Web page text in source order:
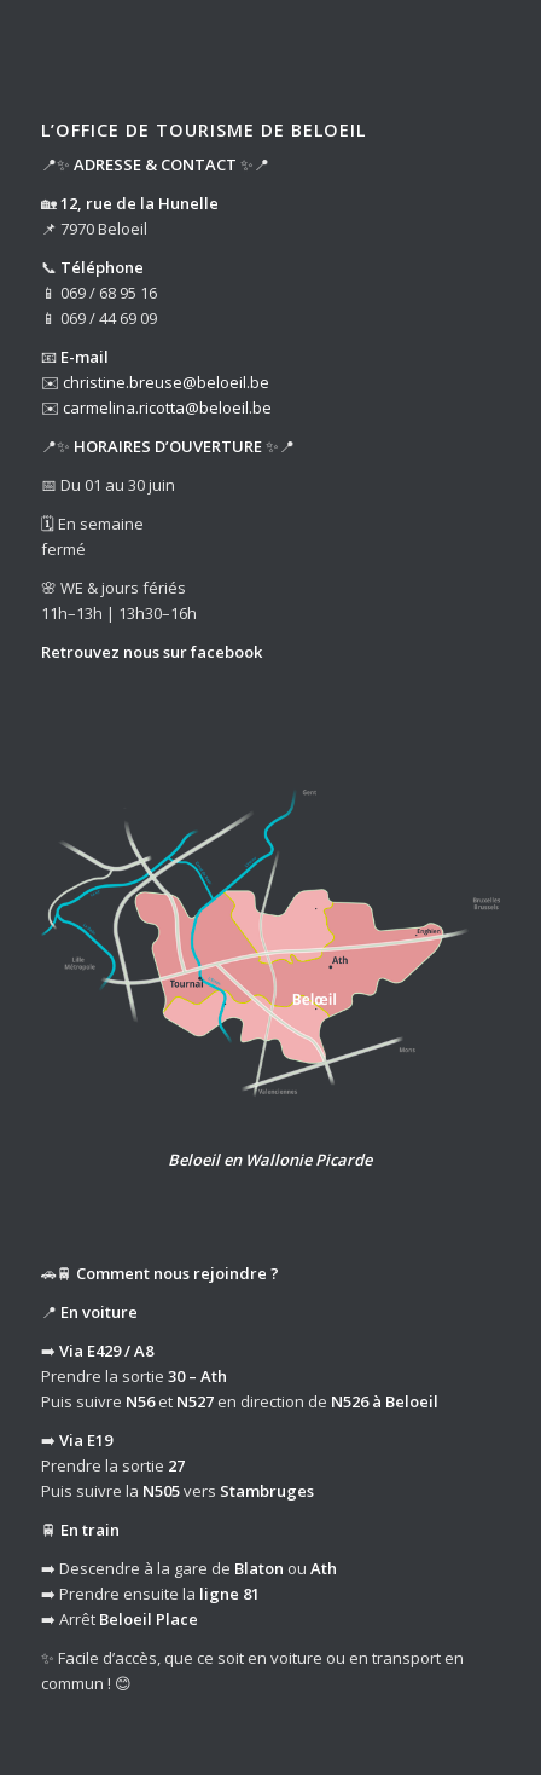
L’OFFICE DE TOURISME DE BELOEIL
📍✨ ADRESSE & CONTACT ✨📍
🏡12, rue de la Hunelle
📌 7970 Beloeil
📞 Téléphone
📱 069 / 68 95 16
📱 069 / 44 69 09
📧 E-mail
✉️ christine.breuse@beloeil.be
✉️ carmelina.ricotta@beloeil.be
📍✨ HORAIRES D’OUVERTURE✨📍
📅 Du 01 au 30 juin
🗓️ En semaine
fermé
🌸 WE & jours fériés
11h–13h | 13h30–16h
Retrouvez nous surfacebook
Beloeil en Wallonie Picarde
🚗🚆 Comment nous rejoindre ?
📍 En voiture
➡️ Via E429 / A8
Prendre la sortie 30 – Ath
Puis suivre N56et N527en direction de N526 à Beloeil
➡️ Via E19
Prendre la sortie 27
Puis suivre la N505vers Stambruges
🚆 En train
➡️ Descendre à la gare de Blaton ou Ath
➡️ Prendre ensuite la ligne 81
➡️ Arrêt Beloeil Place
✨ Facile d’accès, que ce soit en voiture ou en transport en
commun ! 😊